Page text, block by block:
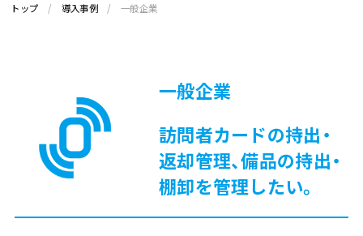
トップ 導入事例 一般企業
一般企業
訪問者カードの持出・
返却管理、備品の持出・
棚卸を管理したい。